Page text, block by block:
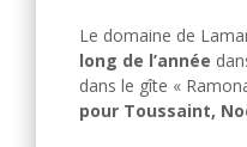
Le domaine de
long de l’année
dans le gîte «
pour Toussaint,